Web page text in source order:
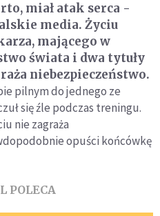
miał atak serca -
media. Życiu
mającego w
świata i dwa tytuły
niebezpieczeństwo.
pilnym do jednego ze
się źle podczas treningu.
nie zagraża
opuści końcówkę
POLECA